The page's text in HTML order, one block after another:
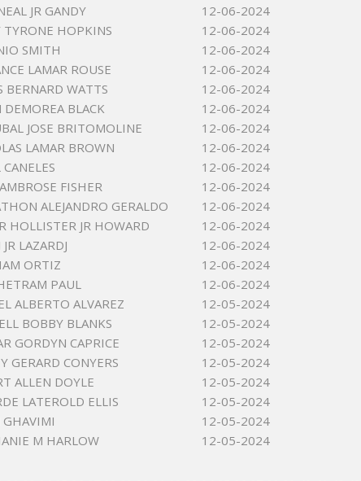
JR GANDY
12-06-2024
TYRONE HOPKINS
12-06-2024
SMITH
12-06-2024
LAMAR ROUSE
12-06-2024
BERNARD WATTS
12-06-2024
DEMOREA BLACK
12-06-2024
JOSE BRITOMOLINE
12-06-2024
LAMAR BROWN
12-06-2024
12-06-2024
FISHER
12-06-2024
ALEJANDRO GERALDO
12-06-2024
HOLLISTER JR HOWARD
12-06-2024
LAZARDJ
12-06-2024
ORTIZ
12-06-2024
PAUL
12-06-2024
ALBERTO ALVAREZ
12-05-2024
BOBBY BLANKS
12-05-2024
GORDYN CAPRICE
12-05-2024
GERARD CONYERS
12-05-2024
ALLEN DOYLE
12-05-2024
LATEROLD ELLIS
12-05-2024
GHAVIMI
12-05-2024
M HARLOW 12-05-2024